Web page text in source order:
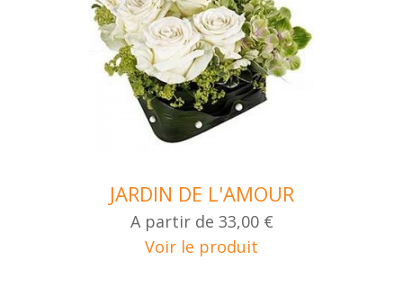
JARDIN DE L'AMOUR
A partir de 33,00 €
Voir le produit